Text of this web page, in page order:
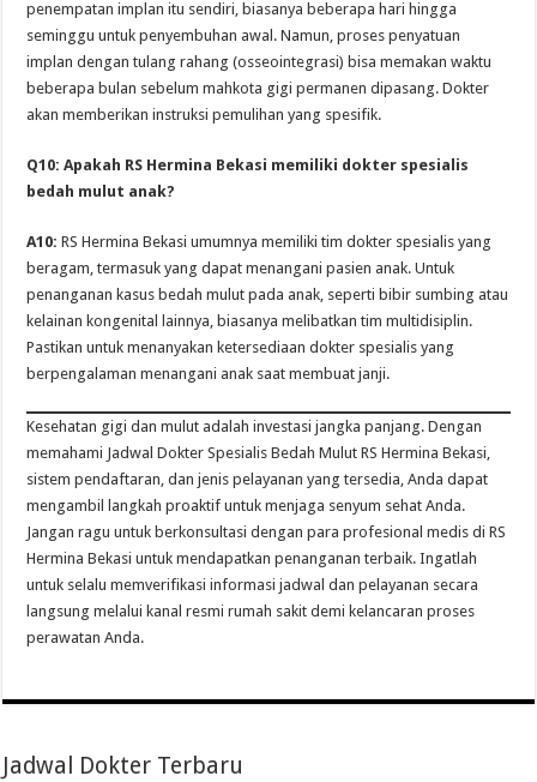
penempatan implan itu sendiri, biasanya beberapa hari hingga
seminggu untuk penyembuhan awal. Namun, proses penyatuan
implan dengan tulang rahang (osseointegrasi) bisa memakan waktu
beberapa bulan sebelum mahkota gigi permanen dipasang. Dokter
akan memberikan instruksi pemulihan yang spesifik.
Q10: Apakah RS Hermina Bekasi memiliki dokter spesialis
bedah mulut anak?
A10: RS Hermina Bekasi umumnya memiliki tim dokter spesialis yang
beragam, termasuk yang dapat menangani pasien anak. Untuk
penanganan kasus bedah mulut pada anak, seperti bibir sumbing atau
kelainan kongenital lainnya, biasanya melibatkan tim multidisiplin.
Pastikan untuk menanyakan ketersediaan dokter spesialis yang
berpengalaman menangani anak saat membuat janji.
Kesehatan gigi dan mulut adalah investasi jangka panjang. Dengan
memahami Jadwal Dokter Spesialis Bedah Mulut RS Hermina Bekasi,
sistem pendaftaran, dan jenis pelayanan yang tersedia, Anda dapat
mengambil langkah proaktif untuk menjaga senyum sehat Anda.
Jangan ragu untuk berkonsultasi dengan para profesional medis di RS
Hermina Bekasi untuk mendapatkan penanganan terbaik. Ingatlah
untuk selalu memverifikasi informasi jadwal dan pelayanan secara
langsung melalui kanal resmi rumah sakit demi kelancaran proses
perawatan Anda.
Jadwal Dokter Terbaru